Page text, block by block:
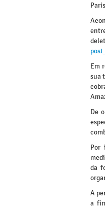
Em
sua
De
Por
da
A
a